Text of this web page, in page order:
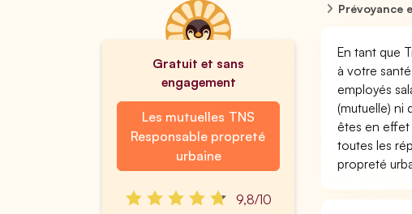
Gratuit et sans
engagement
Les mutuelles TNS
Responsable propreté
urbaine
9,8/10
Prévoyance
En tant que
à votre
employés
(mutuelle) ni
êtes en effet
toutes les
propreté